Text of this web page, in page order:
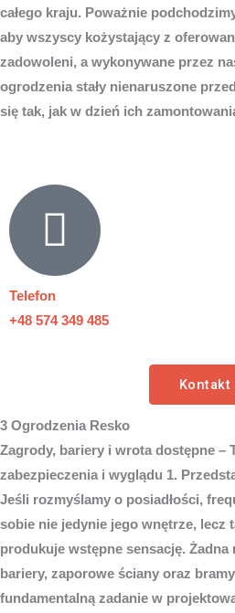
całego kraju. Poważnie
aby wszyscy kożystający z
zadowoleni, a wykonywane przez
ogrodzenia stały nienaruszone
się tak, jak w dzień ich
Telefon
+48 574 349 485
Kontakt
3 Ogrodzenia Resko
Zagrody, bariery i wrota dostępne –
zabezpieczenia i wyglądu 1.
Jeśli rozmyślamy o posiadłości,
sobie nie jedynie jego wnętrze, lecz
produkuje wstępne sensację.
bariery, zaporowe ściany oraz
fundamentalną zadanie w